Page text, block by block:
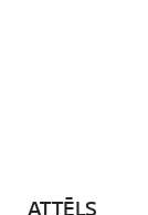
ATTĒLS